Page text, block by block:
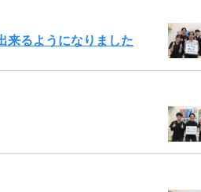
来るようになりました